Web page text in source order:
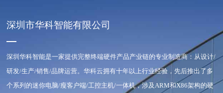
深圳市华科智能有限公司
深圳华科智能是一家提供完整终端硬件产品产业链的专业制造商：从设计/
研发/生产/销售/品牌运营。华科云拥有十年以上行业经验，先后推出了多
个系列的迷你电脑/瘦客户端/工控主机/一体机，涉及ARM和X86架构的硬